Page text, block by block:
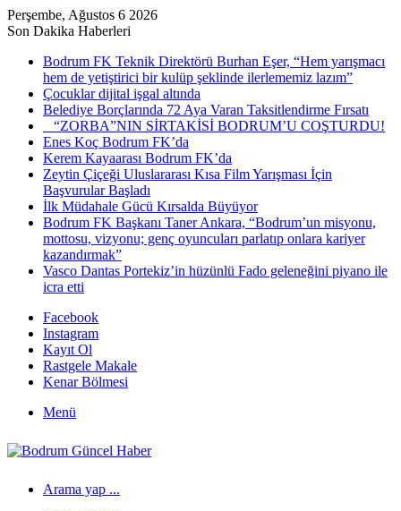
Perşembe, Ağustos 6 2026
Son Dakika Haberleri
Bodrum FK Teknik Direktörü Burhan Eşer, “Hem yarışmacı
hem de yetiştirici bir kulüp şeklinde ilerlememiz lazım”
Çocuklar dijital işgal altında
Belediye Borçlarında 72 Aya Varan Taksitlendirme Fırsatı
“ZORBA”NIN SİRTAKİSİ BODRUM’U COŞTURDU!
Enes Koç Bodrum FK’da
Kerem Kayaarası Bodrum FK’da
Zeytin Çiçeği Uluslararası Kısa Film Yarışması İçin
Başvurular Başladı
İlk Müdahale Gücü Kırsalda Büyüyor
Bodrum FK Başkanı Taner Ankara, “Bodrum’un misyonu,
mottosu, vizyonu; genç oyuncuları parlatıp onlara kariyer
kazandırmak”
Vasco Dantas Portekiz’in hüzünlü Fado geleneğini piyano ile
icra etti
Facebook
Instagram
Kayıt Ol
Rastgele Makale
Kenar Bölmesi
Menü
Arama yap ...